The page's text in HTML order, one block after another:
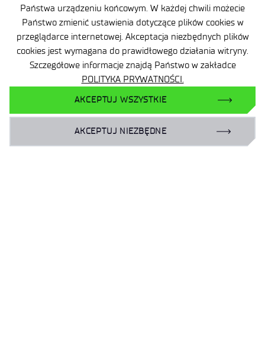
Państwa urządzeniu końcowym. W każdej chwili możecie
Państwo zmienić ustawienia dotyczące plików cookies w
przeglądarce internetowej. Akceptacja niezbędnych plików
cookies jest wymagana do prawidłowego działania witryny.
Szczegółowe informacje znajdą Państwo w zakładce
POLITYKA PRYWATNOŚCI.
AKCEPTUJ WSZYSTKIE
AKCEPTUJ NIEZBĘDNE
1 4 Następne produkty »